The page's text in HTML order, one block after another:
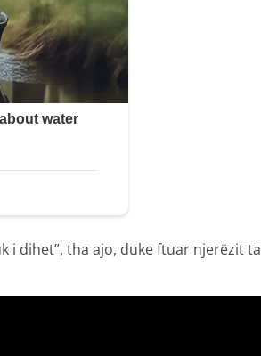
i dihet”, tha ajo, duke ftuar njerëzit ta